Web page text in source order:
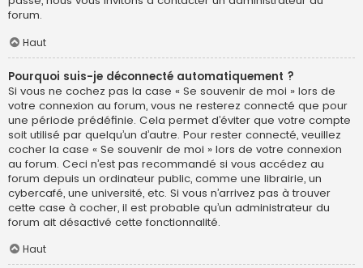
forum.
Haut
Pourquoi suis-je déconnecté automatiquement ?
Si vous ne cochez pas la case « Se souvenir de moi » lors de
votre connexion au forum, vous ne resterez connecté que pour
une période prédéfinie. Cela permet d’éviter que votre compte
soit utilisé par quelqu’un d’autre. Pour rester connecté, veuillez
cocher la case « Se souvenir de moi » lors de votre connexion
au forum. Ceci n’est pas recommandé si vous accédez au
forum depuis un ordinateur public, comme une librairie, un
cybercafé, une université, etc. Si vous n’arrivez pas à trouver
cette case à cocher, il est probable qu’un administrateur du
forum ait désactivé cette fonctionnalité.
Haut